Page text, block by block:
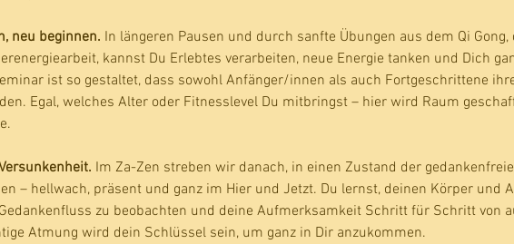
neu beginnen. In längeren Pausen und durch sanfte Übungen aus dem Qi Gong,
kannst Du Erlebtes verarbeiten, neue Energie tanken und Dich
ist so gestaltet, dass sowohl Anfänger/innen als auch Fortgeschrittene
Egal, welches Alter oder Fitnesslevel Du mitbringst – hier wird Raum
Im Za-Zen streben wir danach, in einen Zustand der
– hellwach, präsent und ganz im Hier und Jetzt. Du lernst, deinen Körper und
zu beobachten und deine Aufmerksamkeit Schritt für Schritt von
Atmung wird dein Schlüssel sein, um ganz in Dir anzukommen.